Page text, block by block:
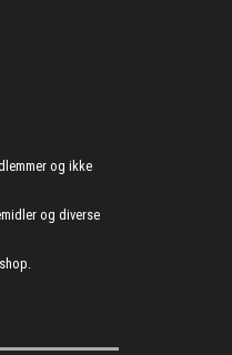
og ikke
og diverse